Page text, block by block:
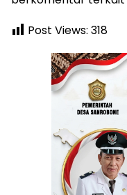
Post Views: 318